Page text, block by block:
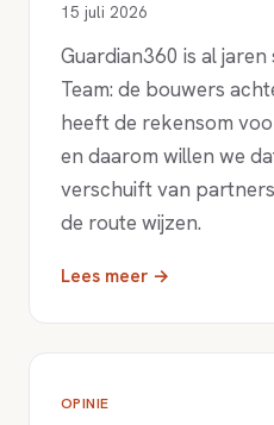
15 juli 2026
Guardian360 is al jaren
Team: de bouwers
heeft de rekensom
en daarom willen we
verschuift van
de route wijzen.
Lees meer →
OPINIE